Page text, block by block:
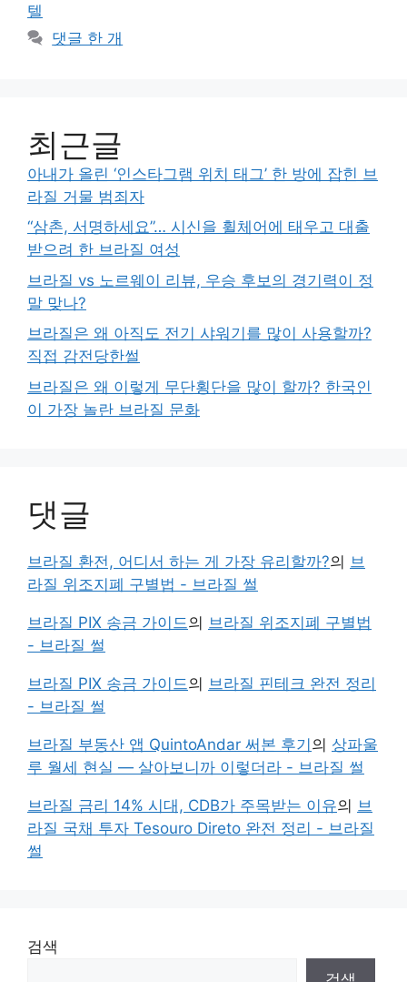
텔
댓글 한 개
최근글
아내가 올린 ‘인스타그램 위치 태그’ 한 방에 잡힌 브
라질 거물 범죄자
“삼촌, 서명하세요”… 시신을 휠체어에 태우고 대출
받으려 한 브라질 여성
브라질 vs 노르웨이 리뷰, 우승 후보의 경기력이 정
말 맞나?
브라질은 왜 아직도 전기 샤워기를 많이 사용할까?
직접 감전당한썰
브라질은 왜 이렇게 무단횡단을 많이 할까? 한국인
이 가장 놀란 브라질 문화
댓글
브라질 환전, 어디서 하는 게 가장 유리할까?의 브
라질 위조지폐 구별법 - 브라질 썰
브라질 PIX 송금 가이드의 브라질 위조지폐 구별법
- 브라질 썰
브라질 PIX 송금 가이드의 브라질 핀테크 완전 정리
- 브라질 썰
브라질 부동산 앱 QuintoAndar 써본 후기의 상파울
루 월세 현실 — 살아보니까 이렇더라 - 브라질 썰
브라질 금리 14% 시대, CDB가 주목받는 이유의 브
라질 국채 투자 Tesouro Direto 완전 정리 - 브라질
썰
검색